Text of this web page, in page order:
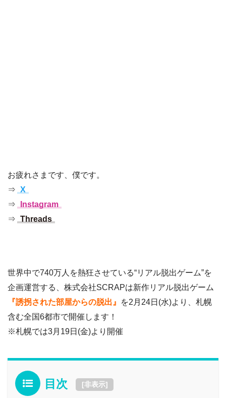
お疲れさまです、僕です。
⇒ X
⇒
Instagram
⇒ Threads
世界中で740万人を熱狂させている“リアル脱出ゲーム”を
企画運営する、株式会社SCRAPは新作リアル脱出ゲーム
『誘拐された部屋からの脱出』
を2月24日(水)より、札幌
含む全国6都市で開催します！
※札幌では3月19日(金)より開催
目次 [非表示]